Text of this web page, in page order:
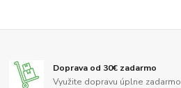
Doprava od 30€ zadarmo
Využite dopravu úplne zadarmo